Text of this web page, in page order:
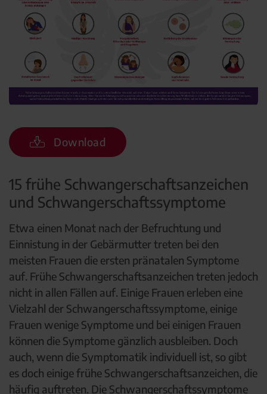
Download
15 frühe Schwangerschaftsanzeichen
und Schwangerschaftssymptome
Etwa einen Monat nach der Befruchtung und
Einnistung in der Gebärmutter treten bei den
meisten Frauen die ersten pränatalen Symptome
auf. Frühe Schwangerschaftsanzeichen treten jedoch
nicht in allen Fällen auf. Einige Frauen erleben eine
Vielzahl der Schwangerschaftssymptome, einige
Frauen wenige Symptome und bei einigen Frauen
können die Symptome gänzlich ausbleiben. Doch
auch, wenn die Symptomatik individuell ist, so gibt
es doch einige frühe Schwangerschaftsanzeichen, die
häufig auftreten. Die Schwangerschaftssymptome